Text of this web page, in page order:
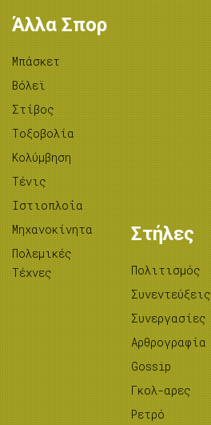
Άλλα Σπορ
Μπάσκετ
Βόλεϊ
Στίβος
Tοξοβολία
Κολύμβηση
Τένις
Ιστιοπλοΐα
Μηχανοκίνητα
Πολεμικές
Τέχνες
Στήλες
Πολιτισμός
Συνεντεύξεις
Συνεργασίες
Αρθρογραφία
Gossip
Γκολ-αρες
Ρετρό